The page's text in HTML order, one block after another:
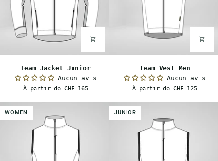
Jacket
Junior
Team Jacket Junior
Aucun avis
À partir de CHF 165
Men
Team Vest Men
Aucun avis
À partir de CHF 125
WOMEN JUNIOR